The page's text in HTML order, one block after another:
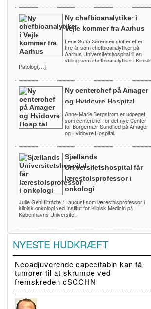
Ny chefbioanalytiker i
Vejle kommer fra Aarhus
Lene Sofia Sørensen skifter efter
fire år som chefbioanalytiker på
Aarhus Universitetshospital til en
stilling som chefbioanalytiker i Klinisk
Patologi[…]
Ny centerchef på Amager
og Hvidovre Hospital
Anne-Marie Bergstrøm er udpeget
som centerchef for det nye Center
for Borgernær Sundhed på Amager
og Hvidovre Hospital.
Sjællands
Universitetshospital får
lærestolsprofessor i
onkologi
Julie Gehl tiltrådte 1. august som lærestolsprofessor i
klinisk onkologi ved Institut for Klinisk Medicin på
Københavns Universitet.
NYESTE HUDKRÆFT
Neoadjuverende capecitabin kan få
tumorer til at skrumpe ved
fremskreden cSCCHN